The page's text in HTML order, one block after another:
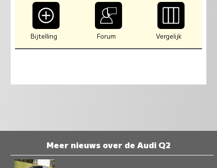
Bijtelling Forum Vergelijk
Meer nieuws over de Audi Q2